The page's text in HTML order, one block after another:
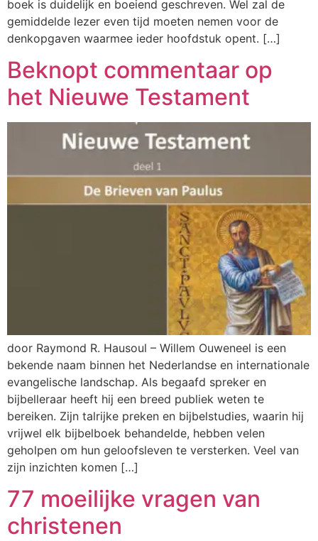
boek is duidelijk en boeiend geschreven. Wel zal de
gemiddelde lezer even tijd moeten nemen voor de
denkopgaven waarmee ieder hoofdstuk opent. […]
Beknopt commentaar op
het Nieuwe Testament
door Raymond R. Hausoul – Willem Ouweneel is een
bekende naam binnen het Nederlandse en internationale
evangelische landschap. Als begaafd spreker en
bijbelleraar heeft hij een breed publiek weten te
bereiken. Zijn talrijke preken en bijbelstudies, waarin hij
vrijwel elk bijbelboek behandelde, hebben velen
geholpen om hun geloofsleven te versterken. Veel van
zijn inzichten komen […]
77 moeilijke vragen van
christenen